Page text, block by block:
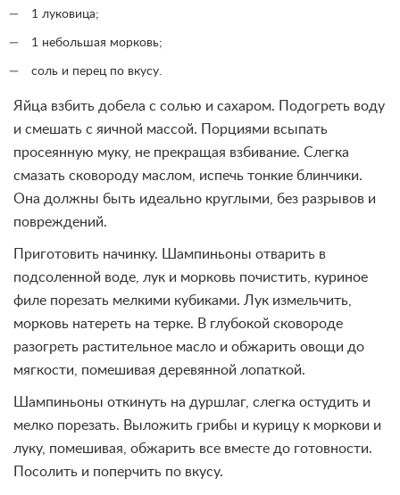
1 луковица;
1 небольшая морковь;
соль и перец по вкусу.
Яйца взбить добела с солью и сахаром. Подогреть воду
и смешать с яичной массой. Порциями всыпать
просеянную муку, не прекращая взбивание. Слегка
смазать сковороду маслом, испечь тонкие блинчики.
Она должны быть идеально круглыми, без разрывов и
повреждений.
Приготовить начинку. Шампиньоны отварить в
подсоленной воде, лук и морковь почистить, куриное
филе порезать мелкими кубиками. Лук измельчить,
морковь натереть на терке. В глубокой сковороде
разогреть растительное масло и обжарить овощи до
мягкости, помешивая деревянной лопаткой.
Шампиньоны откинуть на дуршлаг, слегка остудить и
мелко порезать. Выложить грибы и курицу к моркови и
луку, помешивая, обжарить все вместе до готовности.
Посолить и поперчить по вкусу.